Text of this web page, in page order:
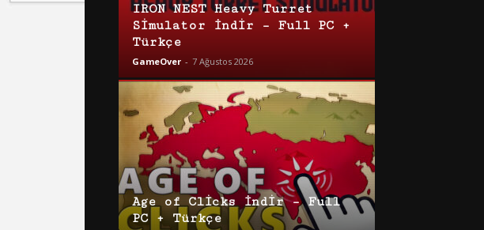
IRON NEST Heavy Turret
Simulator İndir – Full PC +
Türkçe
GameOver - 7 Ağustos 2026
Age of Clicks İndir – Full
PC + Türkçe